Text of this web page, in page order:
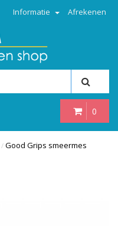
Informatie Afrekenen
0
/ Good Grips smeermes